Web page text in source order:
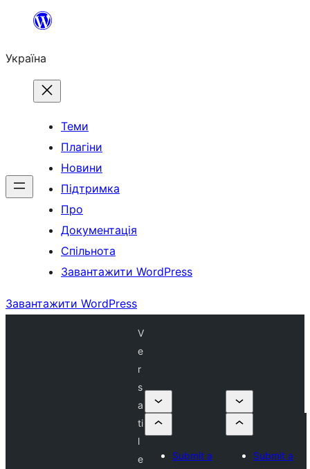
Перейти
вмісту
Україна
Теми
Плагіни
Новини
Підтримка
Про
Документація
Спільнота
Завантажити WordPress
Завантажити WordPress
V
e
r
s
a
ti
l
e
Submit a
Submit a